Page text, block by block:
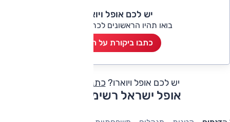
יש לכם אופל ויוארו?
בואו תהיו הראשונים לכתוב ביקורת
כתבו ביקורת על הרכב
יש לכם אופל ויוארו? כתבו חוות דעת
אופל ישראל רשימת דגמים